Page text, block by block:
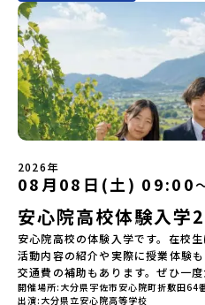
ください。プログラム開催日の前
のご連絡日：お支払いいただく旅
前：無料・20日目-8日目：20％
開始日の前日：40％・プログラム
の不参加またはプログラム開始後
天候などの状況等によって開催を
の場合は原則、開催日1週間前ま
行人数に達しなかった場合は、開
メールにてご連絡いたします。・
ご質問についてはこちらをご確認
ログラム主催：一般財団法人地域
「意志ある若者にあふれる持続可
ビジョンを掲げ、2017年3月に島
す。日本全国約200の高校と連携し
越えて生徒一人ひとりの夢や価値
過ごすことができるシステム「地
教育事業や地域活性モデルをつく
団法人地域・教育魅力化プラット
時： 5月13日(水) 19：00〜19：40内 容： 大樹町
ろ？プログラム詳細解説、質疑応
mirai.jp/events/002112お気軽に
けど大丈夫？」「どんな体験がで
や、中学生のみなさんの素朴な疑
す。チャットでの質問も可能です
してご参加ください。▼お申し込
規約への同意プログラムへの参加
い。・抽選による参加者決定につ
ら抽選の上、締め切り日から1週間
ただいたメールアドレス宛に「当
ます。当選者は、メールに記載さ
以内に回答いただき、確認フォー
ていただきます。当選確認フォー
い場合は、当選を取り消しとさせ
あった場合は、繰り上げ当選者へ
メールアドレスの変更をご希望の
を公開中！）〜まずは「おためし
全国20以上の地域から選んで参加
体像や魅力について、説明会を開
にあたり、保護者様が特に気にな
ト体制」についても詳しく解説し
軽にご視聴ください。🎬 [アーカ
https://youtu.be/
【STEP 2】出水市・出水工業高
水工業高校」の内容を具体的に深
たうえで、「出水市では具体的に
の？」という疑問にお答えする説
な文化や、2泊3日のプログラムの
日 時： 6月9日日(水)19:00-
ろ？プログラム詳細解説、質疑応
mirai.jp/events/091247お気軽に
けど大丈夫？」「どんな体験がで
や、中学生のみなさんの素朴な疑
す。チャットでの質問も可能です
しんでください🎵今回はこの大自
日本全国から集まる中学生や「平
と一緒にさまざまなアクティビテ
はないスペシャルな魅力がギュッ
を使いながら、まちの魅力を一緒
体になり「開拓者精神」を育む！
は？今回のプログラムを一緒に過
いらだて）高校」の生徒たち。こ
った探究教育」と「自分で考えて
自身が「探究プロジェクト」を企
す。机の上で勉強するだけではな
ークを楽しむことができます。今
躍する高校生と一緒に交流したり
を楽しみ、高校での活動のイメー
会！この地域でしか味わえない豊
🎵体験のおすすめポイント体験プ
（PM）「オリエンテーション」
------＼返還不要・3年間最大72万
万円】の給付型奨学金～夢に向か
を応援！～ 詳細・条件はこ
----＜体験費・宿泊費が無料！＞
が今も残る町！広大な自然と生き
まちの暮らしを一緒に体験してみ
らしが気になる。いつか留学して
き！興味がある！」「自分の進学
い！」そんな中学生のみなさんに
験」は、日本全国約200の高校と連
を送る「地域みらい留学」をプチ
めてのひとり旅でも安心！現地で
いたします。今回のフィールドは
う）」北海道の東に位置する標津
4,600人の町。東の水平線の奥に見
しりとう）、西には世界遺産に認
れとこはんとう）、鶴や白鳥など
（のつけはんとう）をながめるこ
2026年
08月08日(土) 09:00
安心院高校体験入学
安心院高校の体験入学です。在校
活動内容の紹介や実際に授業体験
交通費の補助もあります。ぜひ一
い！！
開催場所 大分県宇佐市安心院町折敷田64
出演 大分県立安心院高等学校